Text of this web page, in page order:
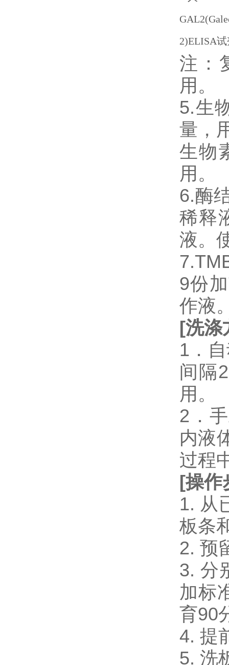
注：
用。
5.生
量，
生物
用。
6.酶
稀释
液。
9份
作液
[洗涤
1．
间隔
用。
2．
内液
过程
[操作
1. 从
板条
2. 预
3. 分
加标
育90
4. 提
5. 洗